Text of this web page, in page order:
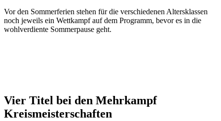
Vor den Sommerferien stehen für die verschiedenen Altersklassen
noch jeweils ein Wettkampf auf dem Programm, bevor es in die
wohlverdiente Sommerpause geht.
Vier Titel bei den Mehrkampf
Kreismeisterschaften